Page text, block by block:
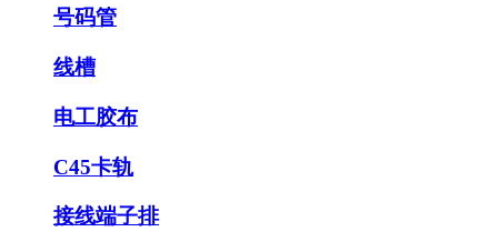
号码管
线槽
电工胶布
C45卡轨
接线端子排